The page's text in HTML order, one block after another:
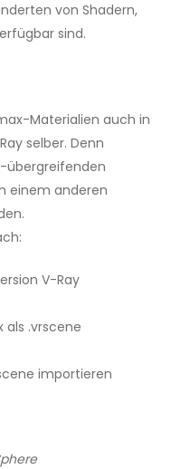
von Shadern,
sind.
Materialien auch in
selber. Denn
übergreifenden
einem anderen
V-Ray
als .vrscene
importieren